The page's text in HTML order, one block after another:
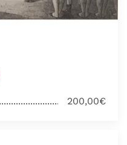
200,00€